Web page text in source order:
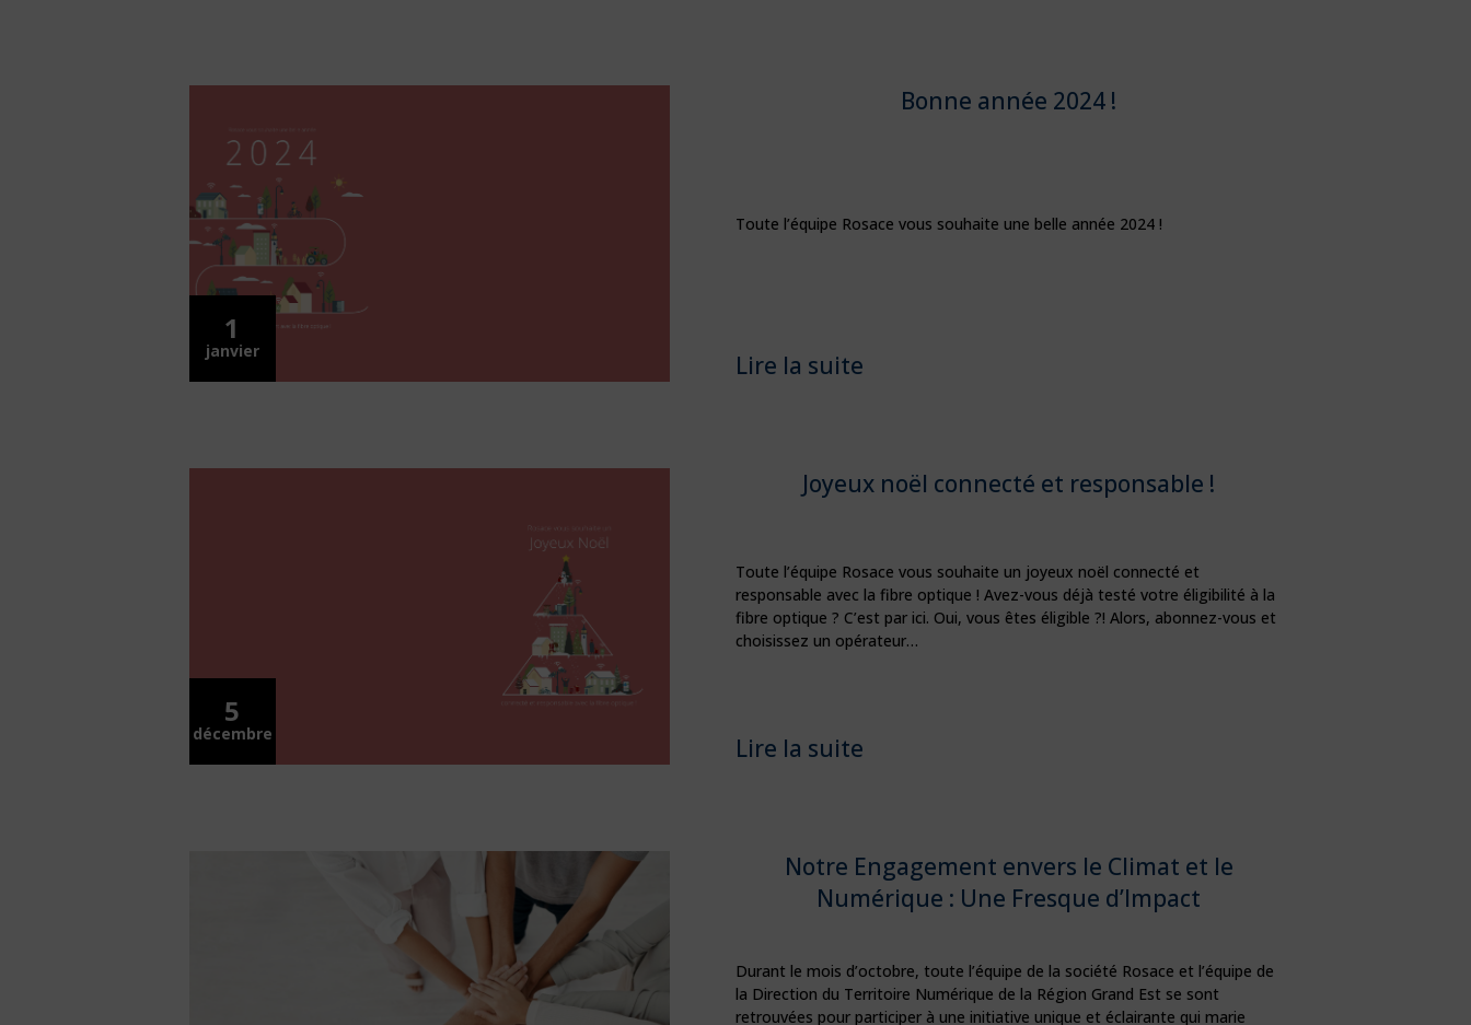
1
janvier
Bonne année 2024 !
Toute l’équipe Rosace vous souhaite une belle année 2024 !
Lire la suite
5
décembre
Joyeux noël connecté et responsable !
Toute l’équipe Rosace vous souhaite un joyeux noël connecté et
responsable avec la fibre optique ! Avez-vous déjà testé votre éligibilité à la
fibre optique ? C’est par ici. Oui, vous êtes éligible ?! Alors, abonnez-vous et
choisissez un opérateur…
Lire la suite
Notre Engagement envers le Climat et le
Numérique : Une Fresque d’Impact
Durant le mois d’octobre, toute l’équipe de la société Rosace et l’équipe de
la Direction du Territoire Numérique de la Région Grand Est se sont
retrouvées pour participer à une initiative unique et éclairante qui marie